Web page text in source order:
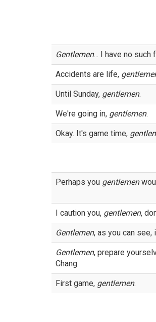
Gentlemen... I have no such
Accidents are life,
Until Sunday, gentlemen.
We're going in, gentlemen.
Okay. It's game time,
Perhaps you gentlemen
I caution you, gentlemen,
Gentlemen, as you can see,
Gentlemen, prepare
Chang.
First game, gentlemen.